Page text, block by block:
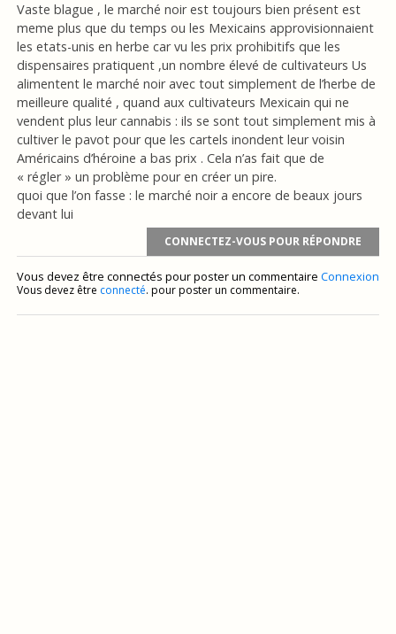
Vaste blague , le marché noir est toujours bien présent est
meme plus que du temps ou les Mexicains approvisionnaient
les etats-unis en herbe car vu les prix prohibitifs que les
dispensaires pratiquent ,un nombre élevé de cultivateurs Us
alimentent le marché noir avec tout simplement de l’herbe de
meilleure qualité , quand aux cultivateurs Mexicain qui ne
vendent plus leur cannabis : ils se sont tout simplement mis à
cultiver le pavot pour que les cartels inondent leur voisin
Américains d’héroine a bas prix . Cela n’as fait que de
« régler » un problème pour en créer un pire.
quoi que l’on fasse : le marché noir a encore de beaux jours
devant lui
CONNECTEZ-VOUS POUR RÉPONDRE
Vous devez être connectés pour poster un commentaire Connexion
Vous devez être connecté. pour poster un commentaire.